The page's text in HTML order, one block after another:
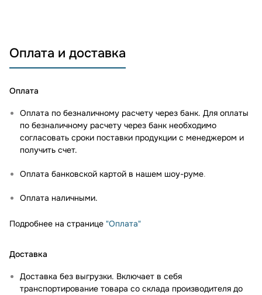
Оплата и доставка
Оплата
Оплата по безналичному расчету через банк. Для оплаты
по безналичному расчету через банк необходимо
согласовать сроки поставки продукции с менеджером и
получить счет.
Оплата банковской картой в нашем шоу-руме.
Оплата наличными.
Подробнее на странице "Оплата"
Доставка
Доставка без выгрузки. Включает в себя
транспортирование товара со склада производителя до